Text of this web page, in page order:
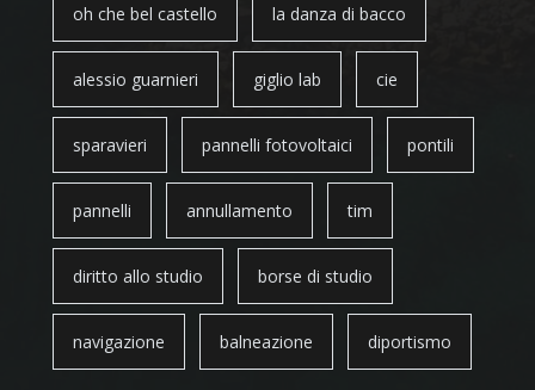
oh che bel castello la danza di bacco
alessio guarnieri giglio lab cie
sparavieri pannelli fotovoltaici pontili
pannelli annullamento tim
diritto allo studio borse di studio
navigazione balneazione diportismo